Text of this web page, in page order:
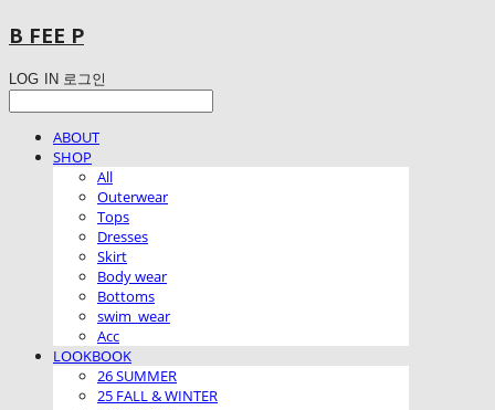
B FEE P
LOG IN 로그인
ABOUT
SHOP
All
Outerwear
Tops
Dresses
Skirt
Body wear
Bottoms
swim_wear
Acc
LOOKBOOK
26 SUMMER
25 FALL & WINTER